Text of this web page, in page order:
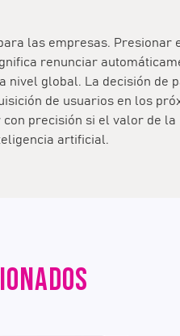
las empresas. Presionar
renunciar
nivel global. La decisión de
de usuarios en los
precisión si el valor de la
artificial.